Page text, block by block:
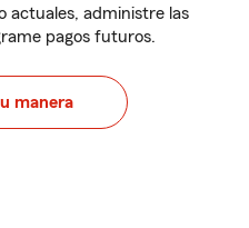
actuales, administre las
pagos futuros.
manera